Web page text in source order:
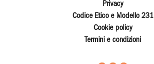
Privacy
Codice Etico e Modello 231
Cookie policy
Termini e condizioni